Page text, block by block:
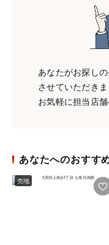
あなたがお探し
させていただきま
お気軽に担当店
あなたへのおすす
売地